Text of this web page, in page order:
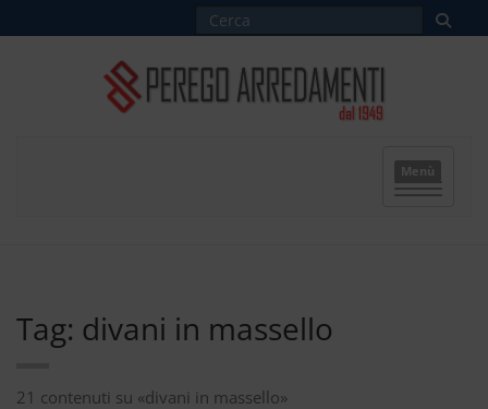
Menù
Tag: divani in massello
21 contenuti su «divani in massello»